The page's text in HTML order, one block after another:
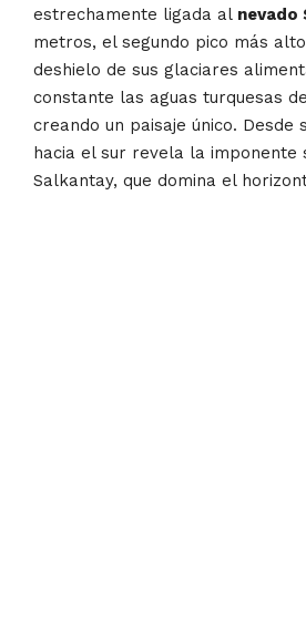
estrechamente ligada al nevado
metros, el segundo pico más
deshielo de sus glaciares
constante las aguas turquesas
creando un paisaje único. Desde
hacia el sur revela la imponente
Salkantay, que domina el